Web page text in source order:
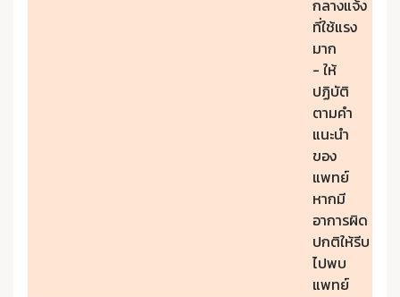
กลางแจ้ง
ที่ใช้แรง
มาก
- ให้
ปฏิบัติ
ตามคำ
แนะนำ
ของ
แพทย์
หากมี
อาการผิด
ปกติให้รีบ
ไปพบ
แพทย์